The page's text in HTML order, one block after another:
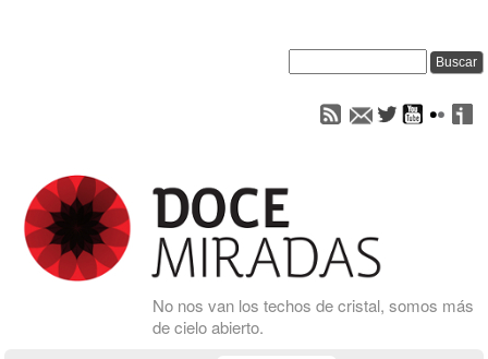
No nos van los techos de cristal, somos más
de cielo abierto.